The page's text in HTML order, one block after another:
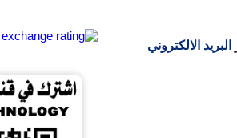
البريد الالكتروني